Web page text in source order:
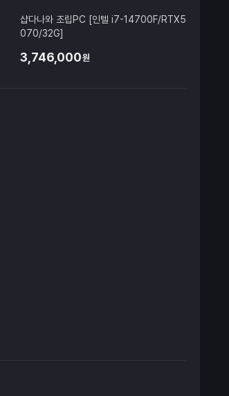
샵다나와 조립PC [인텔 i7-14700F/RTX5
070/32G]
3,746,000원